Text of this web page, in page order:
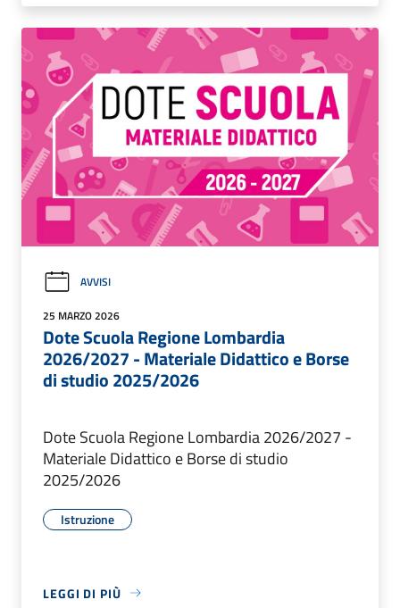
AVVISI
25 MARZO 2026
Dote Scuola Regione Lombardia
2026/2027 - Materiale Didattico e Borse
di studio 2025/2026
Dote Scuola Regione Lombardia 2026/2027 -
Materiale Didattico e Borse di studio
2025/2026
Istruzione
LEGGI DI PIÙ